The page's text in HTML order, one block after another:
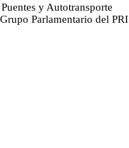
y Autotransporte
Parlamentario del PRI